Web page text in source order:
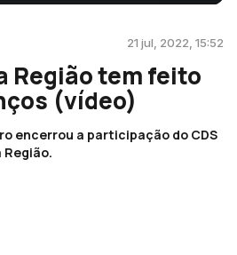
21 jul, 2022, 15:52
Região tem feito
(vídeo)
encerrou a participação do CDS